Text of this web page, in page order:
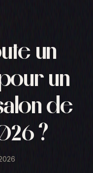
un
un
de
?